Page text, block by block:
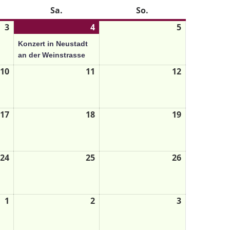
Sa.
So.
3 4
Konzert in Neustadt
an der Weinstrasse
5
10 11 12
17 18 19
24 25 26
1 2 3